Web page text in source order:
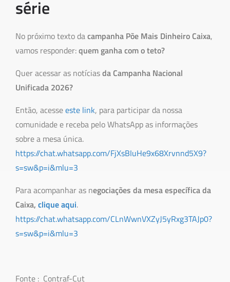
série
No próximo texto dacampanha Põe Mais Dinheiro Caixa,
vamos responder:quem ganha com o teto?
Quer acessar as notíciasda Campanha Nacional
Unificada 2026?
Então, acesseeste link, para participar da nossa
comunidade e receba pelo WhatsApp as informações
sobre a mesa única.
https://chat.whatsapp.com/FjXsBIuHe9x68Xrvnnd5X9?
s=sw&p=i&mlu=3
Para acompanhar as negociações da mesa específica da
Caixa, clique aqui.
https://chat.whatsapp.com/CLnWwnVXZyJ5yRxg3TAJp0?
s=sw&p=i&mlu=3
Fonte : Contraf-Cut